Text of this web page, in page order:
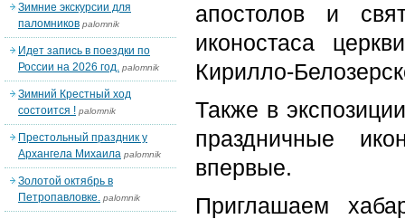
апостолов и
иконостаса
Кирилло-
Также в
праздничные
впервые.
Приглашаем
Зимние экскурсии для
паломников palomnik
Идет запись в поездки по
России на 2026 год. palomnik
Зимний Крестный ход
состоится ! palomnik
Престольный праздник у
Архангела Михаила palomnik
Золотой октябрь в
Петропавловке. palomnik